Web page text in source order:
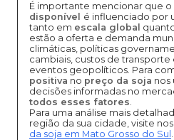
É importante mencionar que o
disponível é influenciado por
tanto em escala global
estão a oferta e demanda
climáticas, políticas
cambiais, custos de transporte
eventos geopolíticos. Para
positiva no preço da soja nos
decisões informadas no
todos esses fatores.
Para uma análise mais
região da sua cidade, visite
da soja em Mato Grosso do Sul .